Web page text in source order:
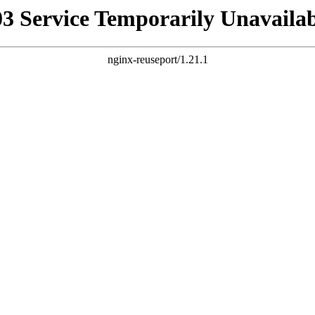
Service Temporarily
nginx-reuseport/1.21.1